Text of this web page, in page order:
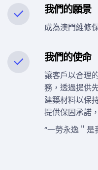
我們的願景
成為澳門維修
我們的使命
讓客戶以合理
務，透過提供
建築材料以保
提供保固承諾
“一勞永逸＂是